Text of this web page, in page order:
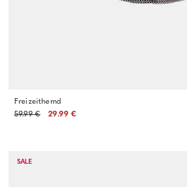
Freizeithemd
59.99 €
29.99 €
SALE